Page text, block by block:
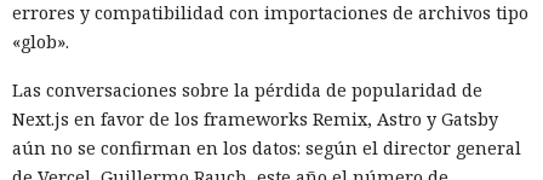
errores y compatibilidad con importaciones de archivos tipo
«glob».
Las conversaciones sobre la pérdida de popularidad de
Next.js en favor de los frameworks Remix, Astro y Gatsby
aún no se confirman en los datos: según el director general
no quedó impune: detenido el
autor, ya espera sentencia en